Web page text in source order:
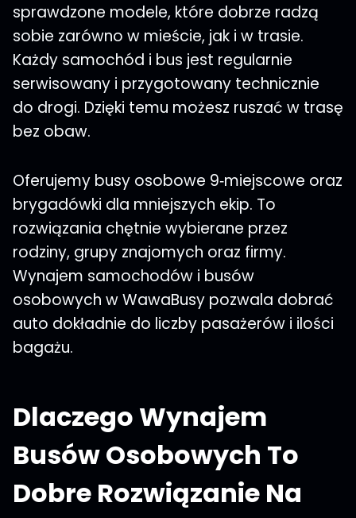
sprawdzone modele, które dobrze radzą
sobie zarówno w mieście, jak i w trasie.
Każdy samochód i bus jest regularnie
serwisowany i przygotowany technicznie
do drogi. Dzięki temu możesz ruszać w trasę
bez obaw.
Oferujemy busy osobowe 9‑miejscowe oraz
brygadówki dla mniejszych ekip. To
rozwiązania chętnie wybierane przez
rodziny, grupy znajomych oraz firmy.
Wynajem samochodów i busów
osobowych w WawaBusy pozwala dobrać
auto dokładnie do liczby pasażerów i ilości
bagażu.
Dlaczego Wynajem
Busów Osobowych To
Dobre Rozwiązanie Na